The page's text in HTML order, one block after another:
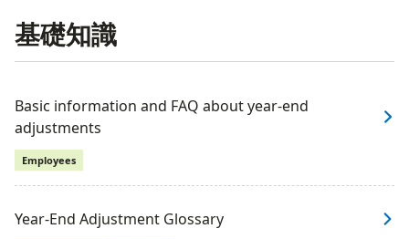
基礎知識
Basic information and FAQ about year-end
adjustments
Employees
Year-End Adjustment Glossary